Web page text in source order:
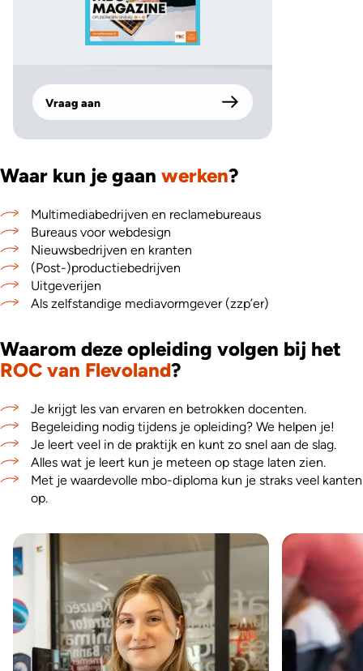
Vraag aan
Waar kun je gaan werken?
Multimediabedrijven en reclamebureaus
Bureaus voor webdesign
Nieuwsbedrijven en kranten
(Post-)productiebedrijven
Uitgeverijen
Als zelfstandige mediavormgever (zzp’er)
Waarom deze opleiding volgen bij het
ROC van Flevoland?
Je krijgt les van ervaren en betrokken docenten.
Begeleiding nodig tijdens je opleiding? We helpen je!
Je leert veel in de praktijk en kunt zo snel aan de slag.
Alles wat je leert kun je meteen op stage laten zien.
Met je waardevolle mbo-diploma kun je straks veel kanten
op.